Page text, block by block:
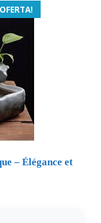
– Élégance et